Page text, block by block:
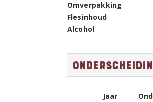
Omverpakking
Flesinhoud
Alcohol
Jaar